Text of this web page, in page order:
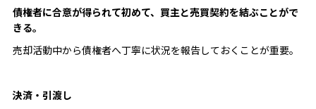
債権者に合意が得られて初めて、買主と売買契約を結ぶことがで
きる。
売却活動中から債権者へ丁寧に状況を報告しておくことが重要。
決済・引渡し